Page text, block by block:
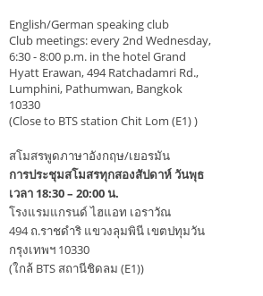
English/German speaking club
Club meetings: every 2nd Wednesday,
6:30 - 8:00 p.m. in the hotel Grand
Hyatt Erawan, 494 Ratchadamri Rd.,
Lumphini, Pathumwan, Bangkok
10330
(Close to BTS station Chit Lom (E1) )
สโมสรพูดภาษาอังกฤษ/เยอรมัน
การประชุมสโมสรทุกสองสัปดาห์ วันพุธ
เวลา 18:30 – 20:00 น.
โรงแรมแกรนด์ ไฮแอท เอราวัณ
494 ถ.ราชดำริ แขวงลุมพินี เขตปทุมวัน
กรุงเทพฯ 10330
(ใกล้ BTS สถานีชิดลม (E1))